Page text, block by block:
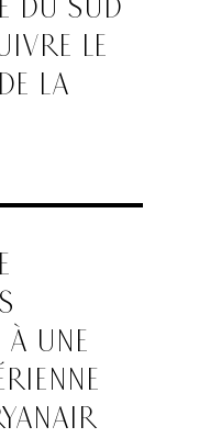
DU SUD
LE
LA
UNE